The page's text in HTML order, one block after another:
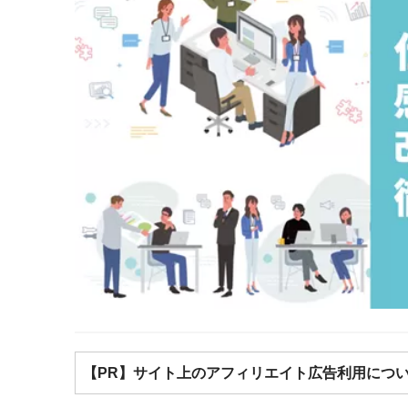
【PR】サイト上のアフィリエイト広告利用につ